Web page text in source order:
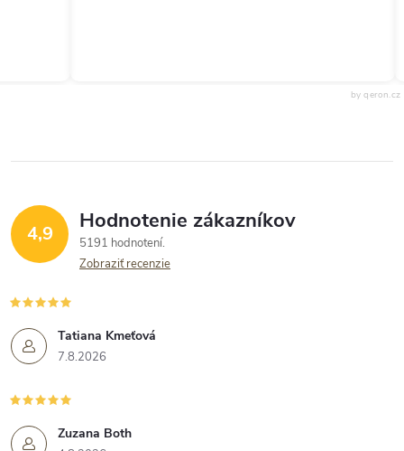
by qeron.cz
4,9 Hodnotenie zákazníkov
5191 hodnotení
Zobraziť recenzie
Tatiana Kmeťová
7.8.2026
Zuzana Both